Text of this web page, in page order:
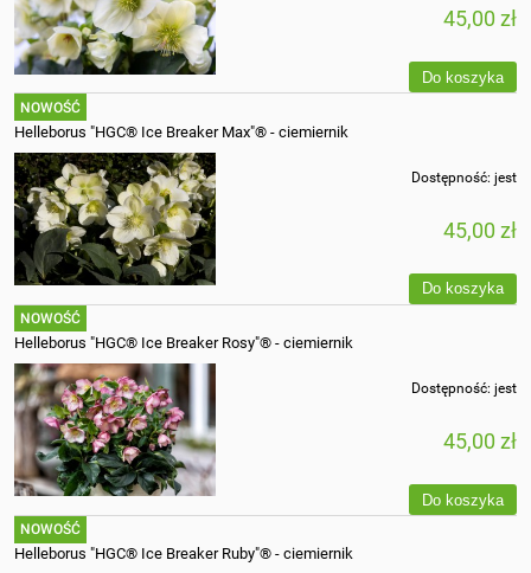
45,00 zł
Do koszyka
Helleborus "HGC® Ice Breaker Max"® - ciemiernik
Dostępność: jest
45,00 zł
Do koszyka
NOWOŚĆ
Helleborus "HGC® Ice Breaker Rosy"® - ciemiernik
Dostępność: jest
45,00 zł
Do koszyka
NOWOŚĆ
Helleborus "HGC® Ice Breaker Ruby"® - ciemiernik
NOWOŚĆ